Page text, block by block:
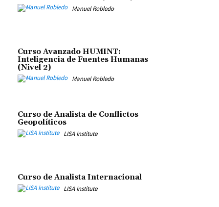
Manuel Robledo
Curso Avanzado HUMINT:
Inteligencia de Fuentes Humanas
(Nivel 2)
Manuel Robledo
Curso de Analista de Conflictos
Geopolíticos
LISA Institute
Curso de Analista Internacional
LISA Institute